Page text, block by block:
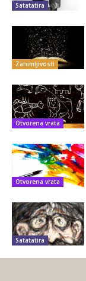
Satatatira
Zanimljivosti
Otvorena vrata
Otvorena vrata
Satatatira